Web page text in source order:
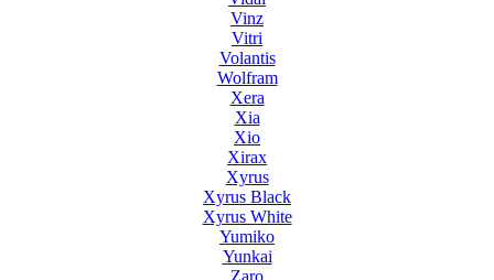
Vinz
Vitri
Volantis
Wolfram
Xera
Xia
Xio
Xirax
Xyrus
Xyrus Black
Xyrus White
Yumiko
Yunkai
Zaro